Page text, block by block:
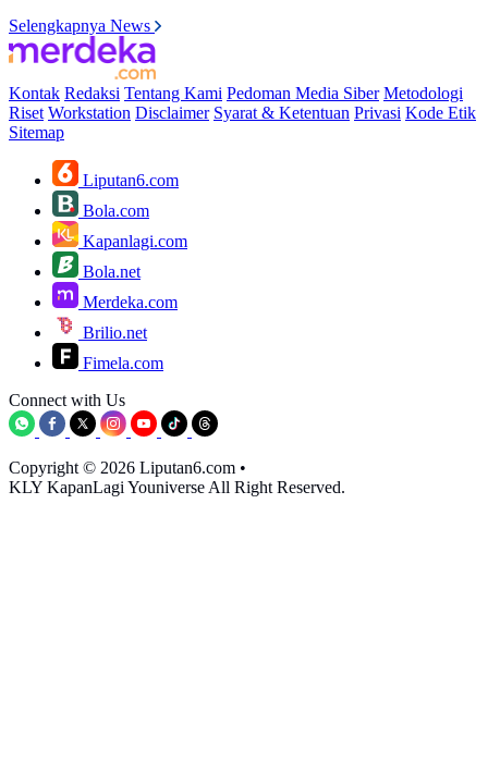
Selengkapnya News
Kontak Redaksi Tentang Kami Pedoman Media Siber Metodologi
Riset Workstation Disclaimer Syarat & Ketentuan Privasi Kode Etik
Sitemap
Liputan6.com
Bola.com
Kapanlagi.com
Bola.net
Merdeka.com
Brilio.net
Fimela.com
Connect with Us
Copyright © 2026 Liputan6.com •
KLY KapanLagi Youniverse All Right Reserved.